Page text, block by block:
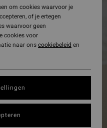
om cookies waarvoor je
of je ertegen
waarvoor geen
cookies voor
naar onscookiebeleid en